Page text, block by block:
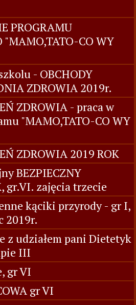
PROGRAMU
"MAMO,TATO-CO WY
- OBCHODY
ZDROWIA 2019r.
ZDROWIA - praca w
"MAMO,TATO-CO WY
ZDROWIA 2019 ROK
BEZPIECZNY
gr.VI. zajęcia trzecie
kąciki przyrody - gr I,
2019r.
z udziałem pani Dietetyk
III
gr VI
gr VI